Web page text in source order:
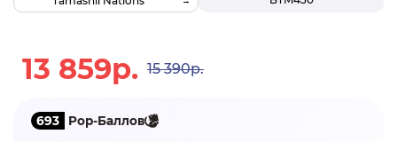
13 859р. 15 390р.
693 Pop-Баллов